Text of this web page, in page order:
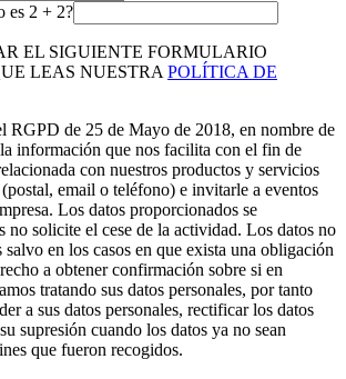
es 2 + 2?
EL SIGUIENTE FORMULARIO
LEAS NUESTRA POLÍTICA DE
RGPD de 25 de Mayo de 2018, en nombre de
información que nos facilita con el fin de
con nuestros productos y servicios
email o teléfono) e invitarle a eventos
Los datos proporcionados se
no solicite el cese de la actividad. Los datos no
salvo en los casos en que exista una obligación
a obtener confirmación sobre si en
tratando sus datos personales, por tanto
a sus datos personales, rectificar los datos
supresión cuando los datos ya no sean
que fueron recogidos.